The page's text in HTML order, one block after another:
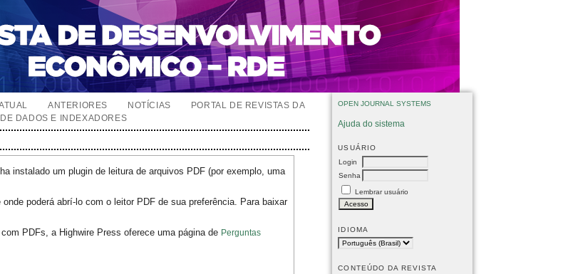
OPEN JOURNAL SYSTEMS
Ajuda do sistema
USUÁRIO
Login
Senha
Lembrar usuário
IDIOMA
CONTEÚDO DA REVISTA
ANTERIORES NOTÍCIAS
PORTAL DE REVISTAS DA
DADOS E INDEXADORES
instalado um plugin de leitura de arquivos PDF (por exemplo, uma
poderá abrí-lo com o leitor PDF de sua preferência. Para baixar
PDFs, a Highwire Press oferece uma página de Perguntas